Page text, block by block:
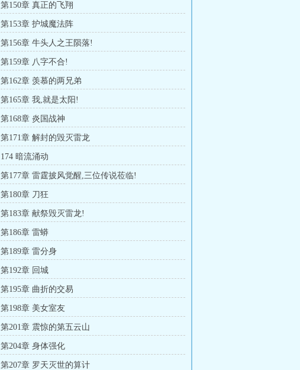
第150章 真正的飞翔
第153章 护城魔法阵
第156章 牛头人之王陨落!
第159章 八字不合!
第162章 羡慕的两兄弟
第165章 我,就是太阳!
第168章 炎国战神
第171章 解封的毁灭雷龙
174 暗流涌动
第177章 雷霆披风觉醒,三位传说莅临!
第180章 刀狂
第183章 献祭毁灭雷龙!
第186章 雷蟒
第189章 雷分身
第192章 回城
第195章 曲折的交易
第198章 美女室友
第201章 震惊的第五云山
第204章 身体强化
第207章 罗天灭世的算计